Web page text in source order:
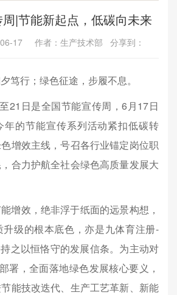
|节能新起点，低碳向未来
06-17 作者：生产技术部 分享到：
笃行；绿色征途，步履不息。
21日是全国节能宣传周，6月17日
年的节能宣传系列活动紧扣低碳转
增效主线，号召各行业锚定岗位职
合力护航全社会绿色高质量发展大
增效，绝非浮于纸面的远景构想，
级的根本底色，亦是九体育注册-
之以恒恪守的发展信条。为主动对
署，全面落地绿色发展核心要义，
能技改迭代、生产工艺革新、新能